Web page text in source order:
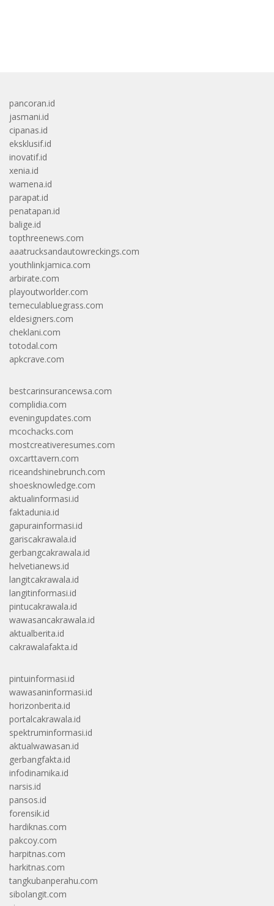
pancoran.id
jasmani.id
cipanas.id
eksklusif.id
inovatif.id
xenia.id
wamena.id
parapat.id
penatapan.id
balige.id
topthreenews.com
aaatrucksandautowreckings.com
youthlinkjamica.com
arbirate.com
playoutworlder.com
temeculabluegrass.com
eldesigners.com
cheklani.com
totodal.com
apkcrave.com
bestcarinsurancewsa.com
complidia.com
eveningupdates.com
mcochacks.com
mostcreativeresumes.com
oxcarttavern.com
riceandshinebrunch.com
shoesknowledge.com
aktualinformasi.id
faktadunia.id
gapurainformasi.id
gariscakrawala.id
gerbangcakrawala.id
helvetianews.id
langitcakrawala.id
langitinformasi.id
pintucakrawala.id
wawasancakrawala.id
aktualberita.id
cakrawalafakta.id
pintuinformasi.id
wawasaninformasi.id
horizonberita.id
portalcakrawala.id
spektruminformasi.id
aktualwawasan.id
gerbangfakta.id
infodinamika.id
narsis.id
pansos.id
forensik.id
hardiknas.com
pakcoy.com
harpitnas.com
harkitnas.com
tangkubanperahu.com
sibolangit.com